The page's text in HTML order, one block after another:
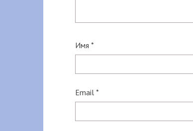
Имя *
Email *